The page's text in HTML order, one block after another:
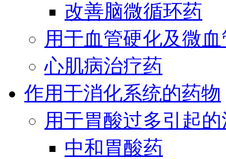
改善脑微循环药
用于血管硬化及微
心肌病治疗药
作用于消化系统的药物
用于胃酸过多引起
中和胃酸药